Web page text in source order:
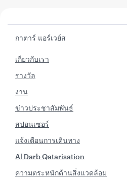
กาตาร์ แอร์เวย์ส
เกี่ยวกับเรา
รางวัล
งาน
ข่าวประชาสัมพันธ์
สปอนเซอร์
แจ้งเตือนการเดินทาง
Al Darb Qatarisation
ความตระหนักด้านสิ่งแวดล้อม